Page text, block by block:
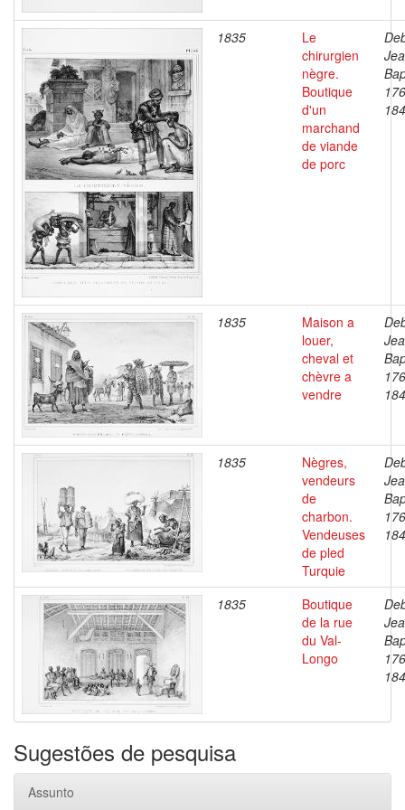
1835
Le
chirurgien
nègre.
Boutique
d'un
marchand
de viande
de porc
1835
Maison a
louer,
cheval et
chèvre a
vendre
1835
Nègres,
vendeurs
de
charbon.
Vendeuses
de pled
Turquie
1835
Boutique
de la rue
du Val-
Longo
Sugestões de pesquisa
Assunto